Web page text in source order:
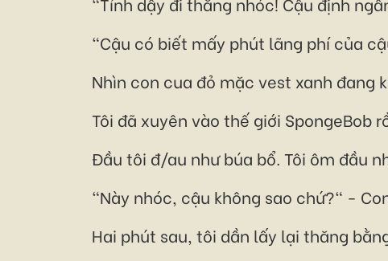
"Cậu có biết mấy phút lãng phí của
Nhìn con cua đỏ mặc vest xanh
Tôi đã xuyên vào thế giới SpongeBob
Đầu tôi đ/au như búa bổ. Tôi ôm đầu
"Này nhóc, cậu không sao chứ?" -
Hai phút sau, tôi dần lấy lại thăng